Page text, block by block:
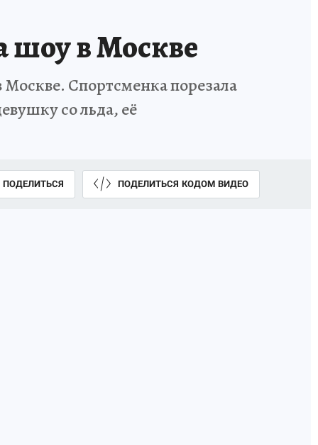
шоу в Москве
Спортсменка порезала
со льда, её
ПОДЕЛИТЬСЯ ПОДЕЛИТЬСЯ КОДОМ ВИДЕО